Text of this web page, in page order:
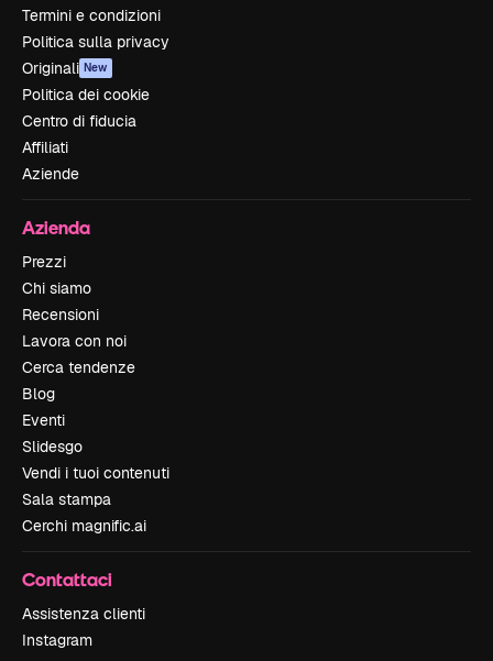
Termini e condizioni
Politica sulla privacy
Originali New
Politica dei cookie
Centro di fiducia
Affiliati
Aziende
Azienda
Prezzi
Chi siamo
Recensioni
Lavora con noi
Cerca tendenze
Blog
Eventi
Slidesgo
Vendi i tuoi contenuti
Sala stampa
Cerchi magnific.ai
Contattaci
Assistenza clienti
Instagram